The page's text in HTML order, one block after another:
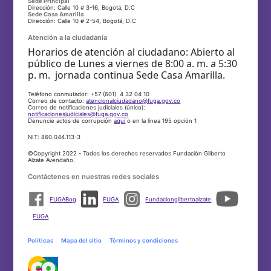
Dirección: Calle 10 # 3-16, Bogotá, D.C
Sede Casa Amarilla
Dirección: Calle 10 # 2-54, Bogotá, D.C
Atención a la ciudadanía
Horarios de atención al ciudadano: Abierto al
público de Lunes a viernes de 8:00 a. m. a 5:30
p. m. jornada continua Sede Casa Amarilla.
Teléfono conmutador: +57 (601) 4 32 04 10
Correo de contacto:atencionalciudadano@fuga.gov.co
Correo de notificaciones judiciales (único):
notificacionesjudiciales@fuga.gov.co
Denuncie actos de corrupciónaquío en la línea 195 opción 1
NIT: 860.044.113-3
©Copyright 2022 - Todos los derechos reservados Fundación Gilberto
Alzate Avendaño.
Contáctenos en nuestras redes sociales
FUGABog FUGA Fundaciongilbertoalzate
FUGA
Políticas Mapa del sitio Términos y condiciones